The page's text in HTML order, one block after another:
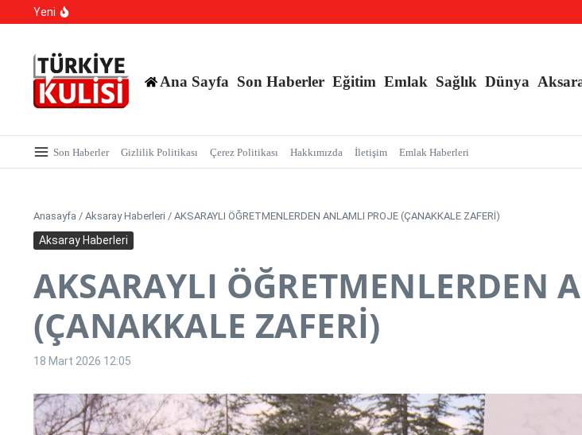
İçeriğe atla
Yeni
700 Bin Liralık Oyunu Dikkatiyle Bozdu: Ekspertiz ‘Sazan Sarmalı’ Tuzağını İfşa Etti
Ana Sayfa Son Haberler Eğitim Emlak Sağlık Dünya
Son Haberler Gizlilik Politikası Çerez Politikası Hakkımızda İletişim Emlak Haberleri
Anasayfa / Aksaray Haberleri / AKSARAYLI ÖĞRETMENLERDEN ANLAMLI PROJE (ÇANAKKALE ZAFERİ)
Aksaray Haberleri
AKSARAYLI ÖĞRETMENLERDEN
(ÇANAKKALE ZAFERİ)
18 Mart 2026 12:05